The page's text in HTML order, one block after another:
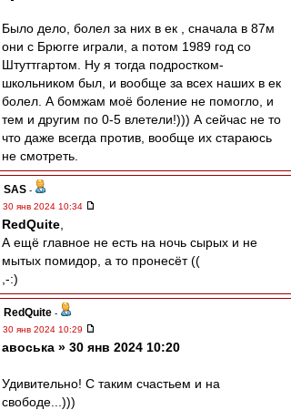
Было дело, болел за них в ек , сначала в 87м
они с Брюгге играли, а потом 1989 год со
Штуттгартом. Ну я тогда подростком-
школьником был, и вообще за всех наших в ек
болел. А бомжам моё боление не помогло, и
тем и другим по 0-5 влетели!))) А сейчас не то
что даже всегда против, вообще их стараюсь
не смотреть.
SAS -
30 янв 2024 10:34
RedQuite
А ещё главное не есть на ночь сырых и не
мытых помидор, а то пронесёт ((
,-:)
RedQuite -
30 янв 2024 10:29
авоська » 30 янв 2024 10:20
Удивительно! С таким счастьем и на
свободе...)))